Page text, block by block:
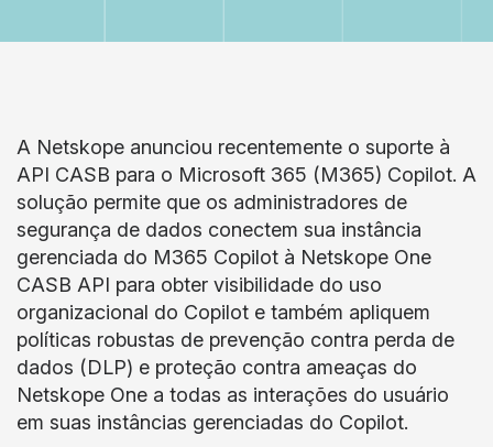
A Netskope anunciou recentemente o suporte à
API CASB para o Microsoft 365 (M365) Copilot. A
solução permite que os administradores de
segurança de dados conectem sua instância
gerenciada do M365 Copilot à Netskope One
CASB API para obter visibilidade do uso
organizacional do Copilot e também apliquem
políticas robustas de prevenção contra perda de
dados (DLP) e proteção contra ameaças do
Netskope One a todas as interações do usuário
em suas instâncias gerenciadas do Copilot.